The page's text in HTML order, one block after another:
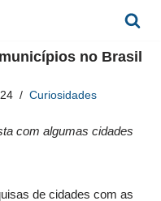
no Brasil
Curiosidades
com algumas cidades
de cidades com as